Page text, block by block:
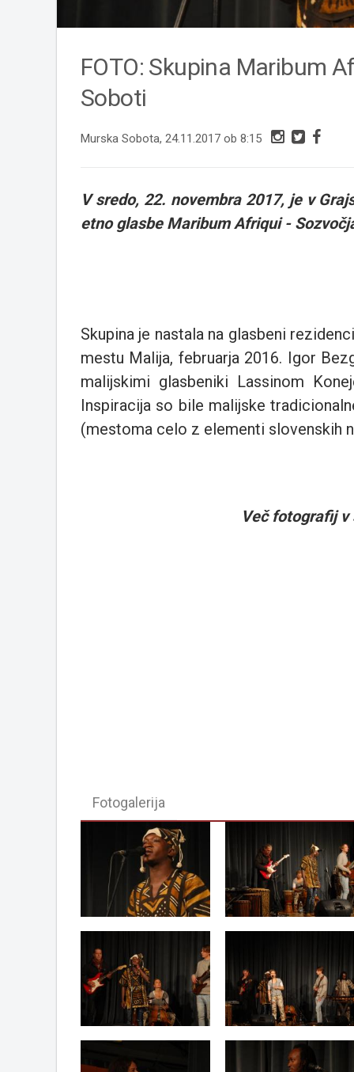
FOTO: Skupina Maribum
Soboti
Murska Sobota, 24.11.2017 ob 8:15
V sredo, 22. novembra 2017, je v
etno glasbe Maribum Afriqui -
Skupina je nastala na glasbeni
mestu Malija, februarja 2016. Igor
malijskimi glasbeniki Lassinom
Inspiracija so bile malijske
(mestoma celo z elementi slovenskih
Več fotografij
Fotogalerija